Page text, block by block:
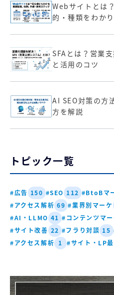
Webサイトとは
的・種類をわか
SFAとは？営業
と活用のコツ
AI SEO対策の方
方を解説
トピック一覧
#広告 150 #SEO 112 #BtoBマ
#アクセス解析 69 #業界別マーケ
#AI・LLMO 41 #コンテンツマ
#サイト改善 22 #フラり対談 15
#アクセス解析 1 #サイト・LP